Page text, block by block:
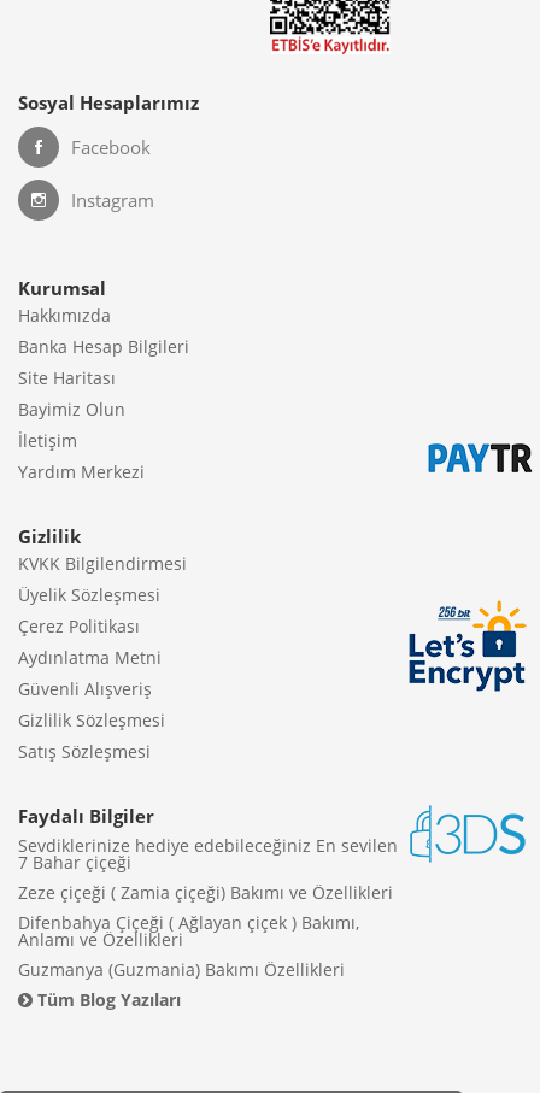
Sosyal Hesaplarımız
Facebook
Instagram
Kurumsal
Hakkımızda
Banka Hesap Bilgileri
Site Haritası
Bayimiz Olun
İletişim
Yardım Merkezi
Gizlilik
KVKK Bilgilendirmesi
Üyelik Sözleşmesi
Çerez Politikası
Aydınlatma Metni
Güvenli Alışveriş
Gizlilik Sözleşmesi
Satış Sözleşmesi
Faydalı Bilgiler
Sevdiklerinize hediye edebileceğiniz En sevilen
7 Bahar çiçeği
Zeze çiçeği ( Zamia çiçeği) Bakımı ve Özellikleri
Difenbahya Çiçeği ( Ağlayan çiçek ) Bakımı,
Anlamı ve Özellikleri
Guzmanya (Guzmania) Bakımı Özellikleri
Tüm Blog Yazıları